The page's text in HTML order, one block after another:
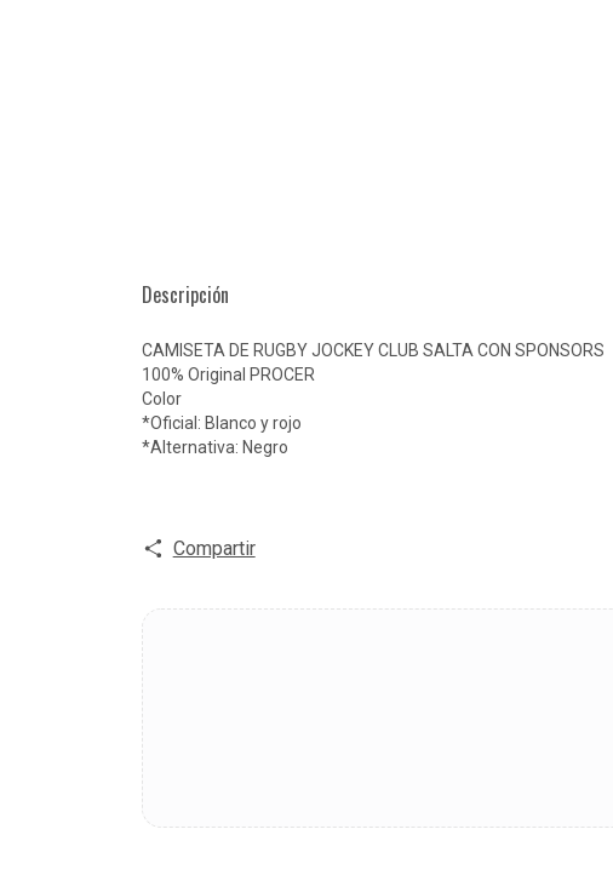
Descripción
CAMISETA DE RUGBY JOCKEY CLUB SALTA CON SPONSORS
100% Original PROCER
Color
*Oficial: Blanco y rojo
*Alternativa: Negro
Compartir